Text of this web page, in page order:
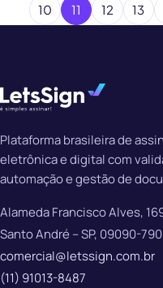
10 11 12 13
Plataforma brasileira de
eletrônica e digital com
automação e gestão de
Alameda Francisco Alves,
Santo André – SP, 09090-790
comercial@letssign.com.br
(11) 91013-8487